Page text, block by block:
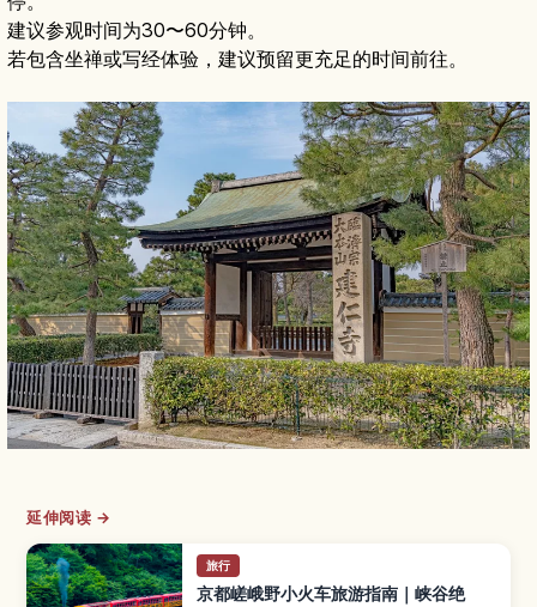
建议参观时间为30〜60分钟。
若包含坐禅或写经体验，建议预留更充足的时间前往。
延伸阅读 →
旅行
京都嵯峨野小火车旅游指南｜峡谷绝